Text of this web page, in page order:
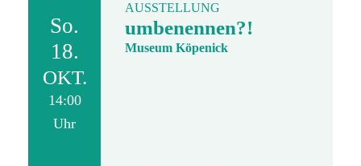
So.
18.
OKT.
14:00
Uhr
AUSSTELLUNG
umbenennen?!
Museum Köpenick